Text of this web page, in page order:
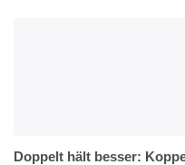
Doppelt hält besser: